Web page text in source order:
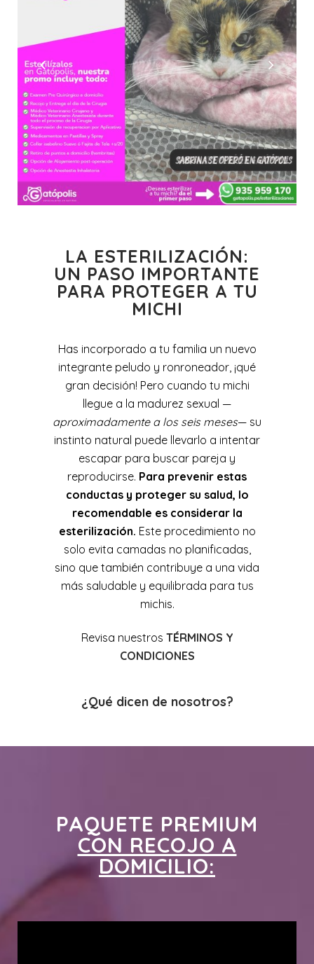
LA ESTERILIZACIÓN:
UN PASO IMPORTANTE
PARA PROTEGER A TU
MICHI
Has incorporado a tu familia un nuevo
integrante peludo y ronroneador, ¡qué
gran decisión! Pero cuando tu michi
llegue a la madurez sexual —
aproximadamente a los seis meses— su
instinto natural puede llevarlo a intentar
escapar para buscar pareja y
reproducirse. Para prevenir estas
conductas y proteger su salud, lo
recomendable es considerar la
esterilización. Este procedimiento no
solo evita camadas no planificadas,
sino que también contribuye a una vida
más saludable y equilibrada para tus
michis.
Revisa nuestros TÉRMINOS Y
CONDICIONES
¿Qué dicen de nosotros?
PAQUETE PREMIUM
CON RECOJO A
DOMICILIO: